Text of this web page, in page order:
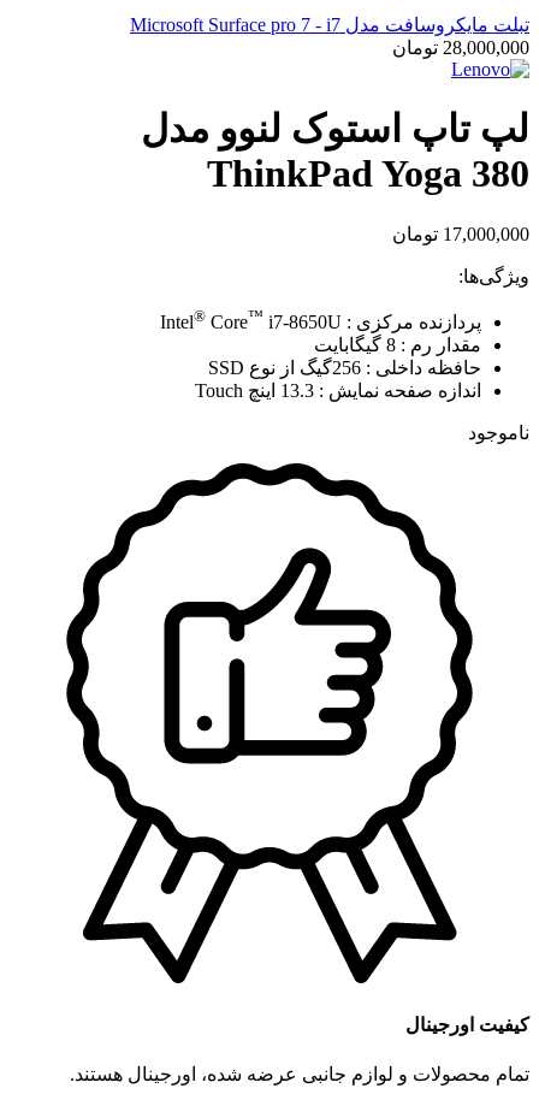
تبلت مایکروسافت مدل Microsoft Surface pro 7 - i7
28,000,000 تومان
لپ تاپ استوک لنوو مدل
ThinkPad Yoga 380
17,000,000 تومان
ویژگی‌ها:
پردازنده مرکزی : Intel ® Core™ i7-8650U
مقدار رم : 8 گیگابایت
حافظه داخلی : 256گیگ از نوع SSD
اندازه صفحه نمایش : 13.3 اینچ Touch
ناموجود
کیفیت اورجینال
تمام محصولات و لوازم جانبی عرضه شده، اورجینال هستند.